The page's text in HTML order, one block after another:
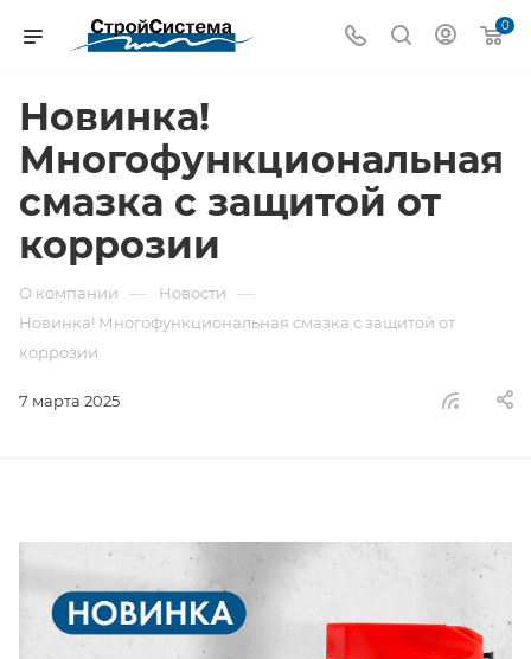
0
Новинка!
Многофункциональная
смазка с защитой от
коррозии
О компании — Новости —
Новинка! Многофункциональная смазка с защитой от
коррозии
7 марта 2025